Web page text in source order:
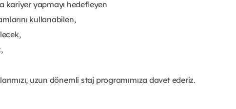
kariyer yapmayı hedefleyen
kullanabilen,
uzun dönemli staj programımıza davet ederiz.